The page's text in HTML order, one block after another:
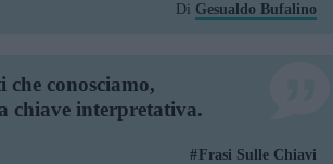
Di Gesualdo Bufalino
conosciamo,
chiave interpretativa.
Frasi Sulle Chiavi